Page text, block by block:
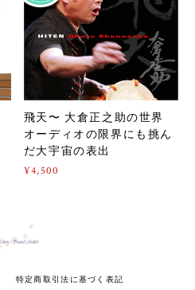
飛天〜 大倉正之助の世界
オーディオの限界にも挑ん
だ大宇宙の表出
¥4,500
特定商取引法に基づく表記